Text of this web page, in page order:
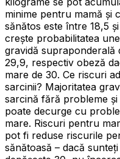
minime pentru mamă și
sănătos este între 18,5
crește probabilitatea
gravidă supraponderală
29,9, respectiv obeză
mare de 30. Ce riscuri
sarcinii? Majoritatea
sarcină fără probleme
poate decurge cu
mare. Riscuri pentru
pot fi reduse riscurile
sănătoasă – dacă